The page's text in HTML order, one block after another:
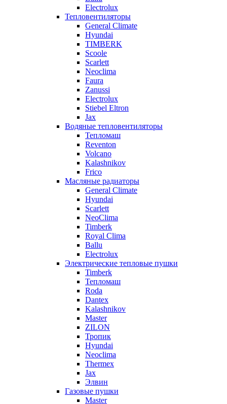
Electrolux
Тепловентиляторы
General Climate
Hyundai
TIMBERK
Scoole
Scarlett
Neoclima
Faura
Zanussi
Electrolux
Stiebel Eltron
Jax
Водяные тепловентиляторы
Тепломаш
Reventon
Volcano
Kalashnikov
Frico
Масляные радиаторы
General Climate
Hyundai
Scarlett
NeoClima
Timberk
Royal Clima
Ballu
Electrolux
Электрические тепловые пушки
Timberk
Тепломаш
Roda
Dantex
Kalashnikov
Master
ZILON
Тропик
Hyundai
Neoclima
Thermex
Jax
Элвин
Газовые пушки
Master